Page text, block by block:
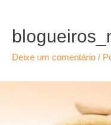
Deixe um comentário /